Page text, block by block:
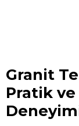
Granit
Pratik